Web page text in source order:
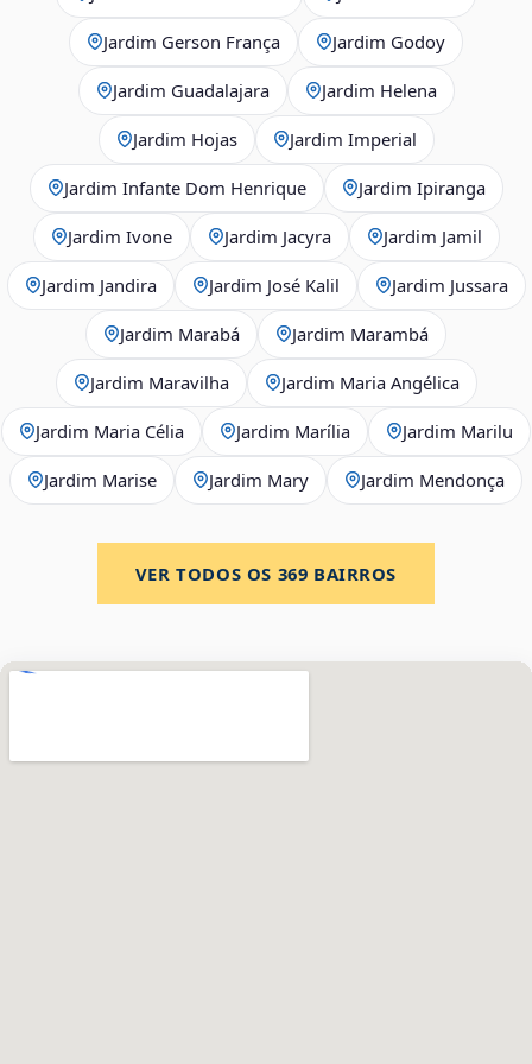
Jardim Gerson França Jardim Godoy
Jardim Guadalajara Jardim Helena
Jardim Hojas Jardim Imperial
Jardim Infante Dom Henrique Jardim Ipiranga
Jardim Ivone Jardim Jacyra Jardim Jamil
Jardim Jandira Jardim José Kalil Jardim Jussara
Jardim Marabá Jardim Marambá
Jardim Maravilha Jardim Maria Angélica
Jardim Maria Célia Jardim Marília Jardim Marilu
Jardim Marise Jardim Mary Jardim Mendonça
VER TODOS OS 369 BAIRROS